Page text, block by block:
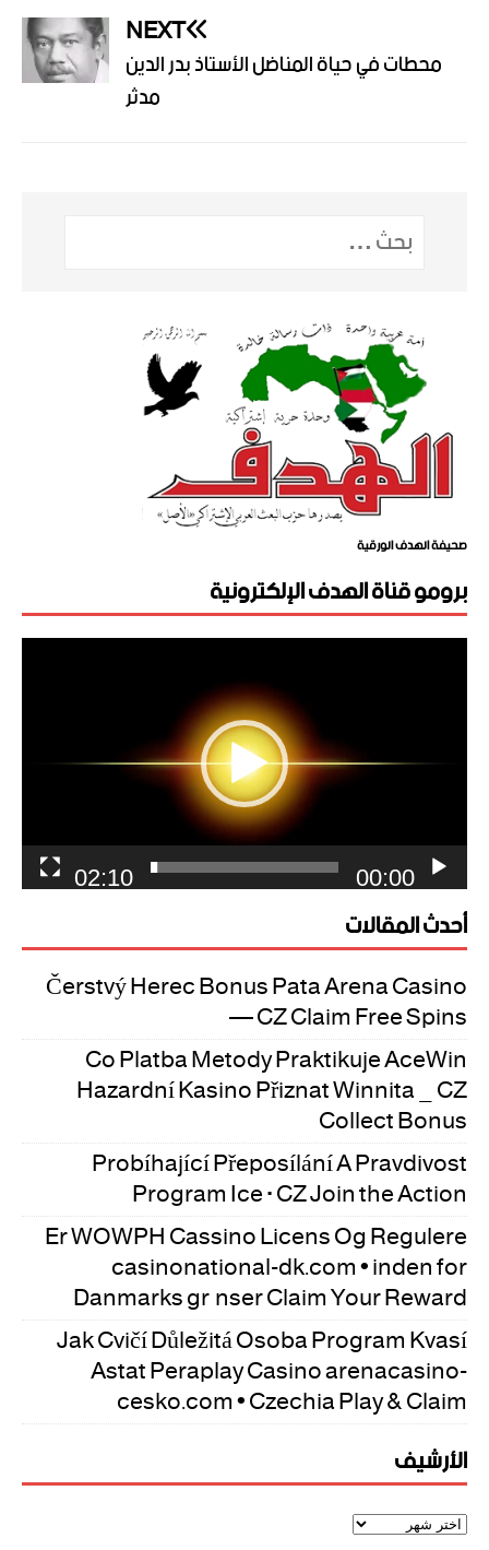
NEXT
محطات في حياة المناضل الأستاذ بدر الدين
مدثر
صحيفة الهدف الورقية
برومو قناة الهدف الإلكترونية
مشغل
00:00
02:10
أحدث المقالات
Čerstvý Herec Bonus Pata Arena Casino
— CZ Claim Free Spins
Co Platba Metody Praktikuje AceWin
Hazardní Kasino Přiznat Winnita _ CZ
Collect Bonus
Probíhající Přeposílání A Pravdivost
Program Ice · CZ Join the Action
Er WOWPH Cassino Licens Og Regulere
casinonational-dk.com • inden for
Danmarks grænser Claim Your Reward
Jak Cvičí Důležitá Osoba Program Kvasí
Astat Peraplay Casino arenacasino-
cesko.com • Czechia Play & Claim
الأرشيف